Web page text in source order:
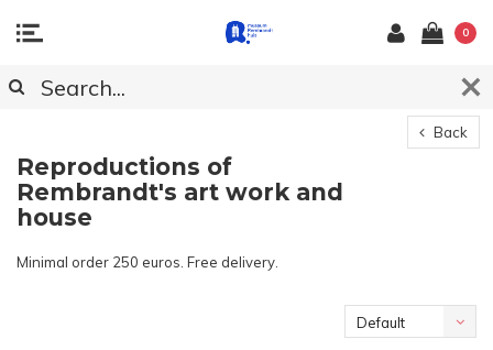
0
Back
Reproductions of
Rembrandt's art work and
house
Minimal order 250 euros. Free delivery.
Default